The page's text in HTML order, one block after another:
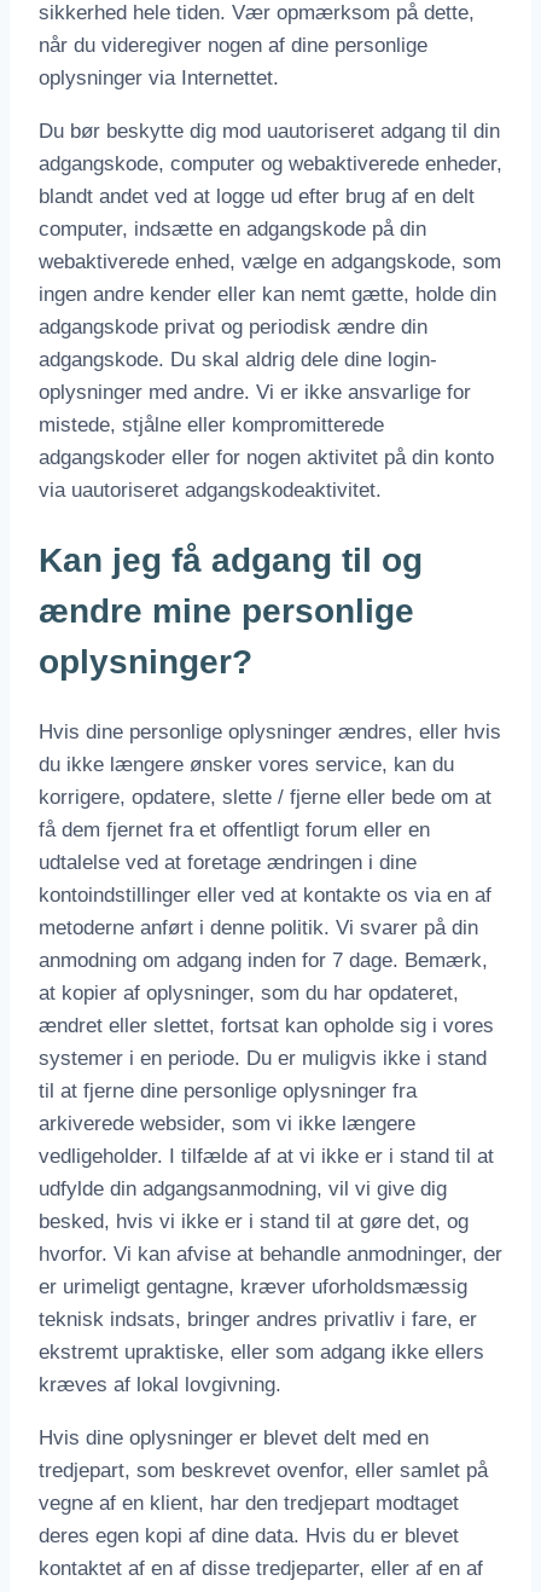
sikkerhed hele tiden. Vær opmærksom på dette,
når du videregiver nogen af dine personlige
oplysninger via Internettet.
Du bør beskytte dig mod uautoriseret adgang til din
adgangskode, computer og webaktiverede enheder,
blandt andet ved at logge ud efter brug af en delt
computer, indsætte en adgangskode på din
webaktiverede enhed, vælge en adgangskode, som
ingen andre kender eller kan nemt gætte, holde din
adgangskode privat og periodisk ændre din
adgangskode. Du skal aldrig dele dine login-
oplysninger med andre. Vi er ikke ansvarlige for
mistede, stjålne eller kompromitterede
adgangskoder eller for nogen aktivitet på din konto
via uautoriseret adgangskodeaktivitet.
Kan jeg få adgang til og
ændre mine personlige
oplysninger?
Hvis dine personlige oplysninger ændres, eller hvis
du ikke længere ønsker vores service, kan du
korrigere, opdatere, slette / fjerne eller bede om at
få dem fjernet fra et offentligt forum eller en
udtalelse ved at foretage ændringen i dine
kontoindstillinger eller ved at kontakte os via en af ​​
metoderne anført i denne politik. Vi svarer på din
anmodning om adgang inden for 7 dage. Bemærk,
at kopier af oplysninger, som du har opdateret,
ændret eller slettet, fortsat kan opholde sig i vores
systemer i en periode. Du er muligvis ikke i stand
til at fjerne dine personlige oplysninger fra
arkiverede websider, som vi ikke længere
vedligeholder. I tilfælde af at vi ikke er i stand til at
udfylde din adgangsanmodning, vil vi give dig
besked, hvis vi ikke er i stand til at gøre det, og
hvorfor. Vi kan afvise at behandle anmodninger, der
er urimeligt gentagne, kræver uforholdsmæssig
teknisk indsats, bringer andres privatliv i fare, er
ekstremt upraktiske, eller som adgang ikke ellers
kræves af lokal lovgivning.
Hvis dine oplysninger er blevet delt med en
tredjepart, som beskrevet ovenfor, eller samlet på
vegne af en klient, har den tredjepart modtaget
deres egen kopi af dine data. Hvis du er blevet
kontaktet af en af disse tredjeparter, eller af en af